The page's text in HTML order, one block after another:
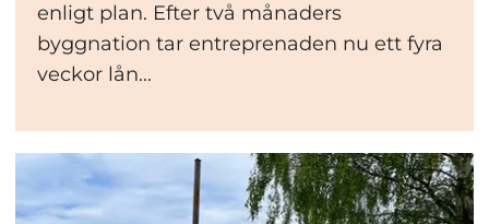
enligt plan. Efter två månaders
byggnation tar entreprenaden nu ett fyra
veckor lån...